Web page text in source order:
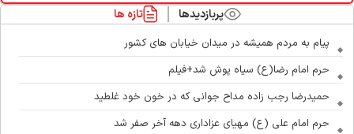
پربازدیدها تازه ها
پیام به مردم همیشه در میدان خیابان های کشور
حرم امام رضا(ع) سیاه پوش شد+فیلم
حمیدرضا رجب زاده مداح جوانی که در خون خود غلطید
حرم امام علی (ع) مهیای عزاداری دهه آخر صفر شد